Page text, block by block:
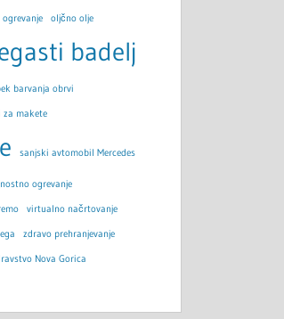
ogrevanje oljčno olje
badelj
barvanja obrvi
makete
sanjski avtomobil Mercedes
ogrevanje
virtualno načrtovanje
zdravo prehranjevanje
Nova Gorica